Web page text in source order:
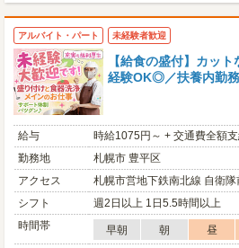
アルバイト・パート 未経験者歓迎
【給食の盛付】カッ
経験OK◎／扶養内勤
給与
時給1075円～ + 交通費全額
勤務地
札幌市 豊平区
アクセス
札幌市営地下鉄南北線 自衛
シフト
週2日以上 1日5.5時間以上
時間帯
早朝 朝 昼